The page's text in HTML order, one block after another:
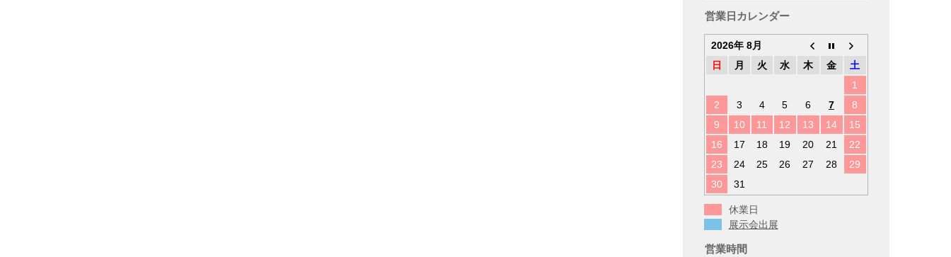
リ
営業日カレンダー
2026年 8月
日
月 火 水 木 金
土
1
2
3 4 5 6 7
8
9
10 11 12 13 14
15
16
17 18 19 20 21
22
23
24 25 26 27 28
29
30
31
休業日
展示会出展
営業時間